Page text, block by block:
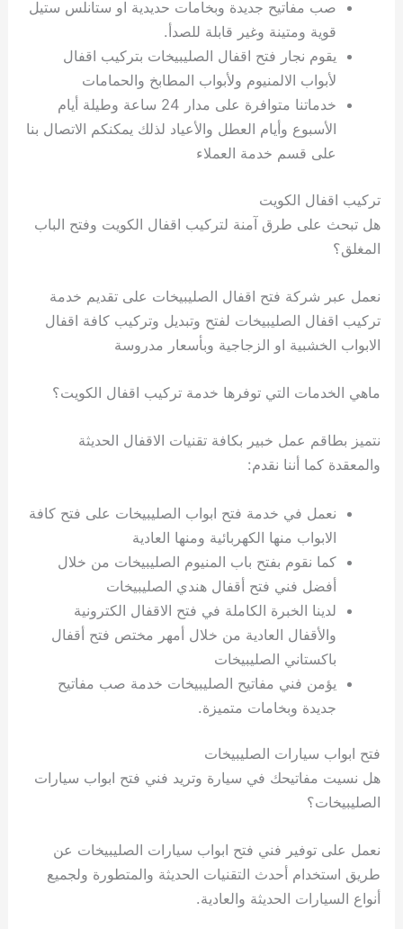
صب مفاتيح جديدة وبخامات حديدية او ستانلس ستيل
قوية ومتينة وغير قابلة للصدأ.
يقوم نجار فتح اقفال الصليبيخات بتركيب اقفال
لأبواب الالمنيوم ولأبواب المطابخ والحمامات
خدماتنا متوافرة على مدار 24 ساعة وطيلة أيام
الأسبوع وأيام العطل والأعياد لذلك يمكنكم الاتصال بنا
على قسم خدمة العملاء
تركيب اقفال الكويت
هل تبحث على طرق آمنة لتركيب اقفال الكويت وفتح الباب
المغلق؟
نعمل عبر شركة فتح اقفال الصليبيخات على تقديم خدمة
تركيب اقفال الصليبيخات لفتح وتبديل وتركيب كافة اقفال
الابواب الخشبية او الزجاجية وبأسعار مدروسة
ماهي الخدمات التي توفرها خدمة تركيب اقفال الكويت؟
نتميز بطاقم عمل خبير بكافة تقنيات الاقفال الحديثة
والمعقدة كما أننا نقدم:
نعمل في خدمة فتح ابواب الصليبيخات على فتح كافة
الابواب منها الكهربائية ومنها العادية
كما نقوم بفتح باب المنيوم الصليبيخات من خلال
أفضل فني فتح أقفال هندي الصليبيخات
لدينا الخبرة الكاملة في فتح الاقفال الكترونية
والأقفال العادية من خلال أمهر مختص فتح أقفال
باكستاني الصليبيخات
يؤمن فني مفاتيح الصليبيخات خدمة صب مفاتيح
جديدة وبخامات متميزة.
فتح ابواب سيارات الصليبيخات
هل نسيت مفاتيحك في سيارة وتريد فني فتح ابواب سيارات
الصليبيخات؟
نعمل على توفير فني فتح ابواب سيارات الصليبيخات عن
طريق استخدام أحدث التقنيات الحديثة والمتطورة ولجميع
أنواع السيارات الحديثة والعادية.